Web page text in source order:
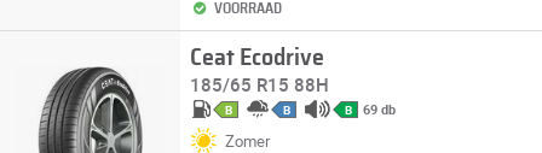
VOORRAAD
Ceat Ecodrive
185/65 R15 88H
B B B 69 db
Zomer